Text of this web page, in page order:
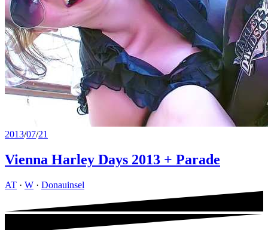
2013/07/21
Vienna Harley Days 2013 + Parade
AT · W · Donauinsel